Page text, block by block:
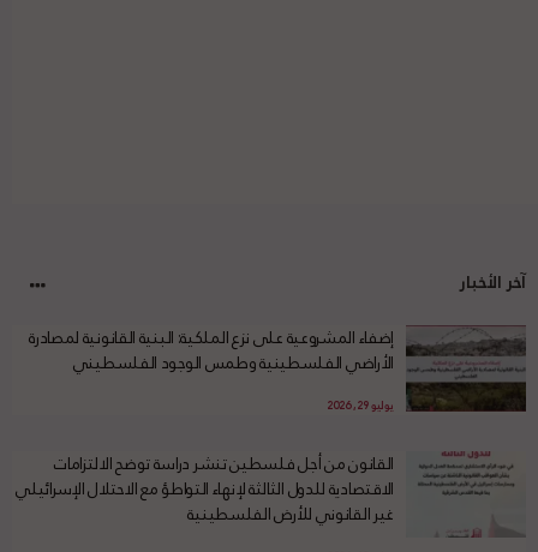
آخر الأخبار
إضفاء المشروعية على نزع الملكية: البنية القانونية لمصادرة
الأراضي الفلسطينية وطمس الوجود الفلسطيني
يوليو 29, 2026
القانون من أجل فلسطين تنشر دراسة توضح الالتزامات
الاقتصادية للدول الثالثة لإنهاء التواطؤ مع الاحتلال الإسرائيلي
غير القانوني للأرض الفلسطينية